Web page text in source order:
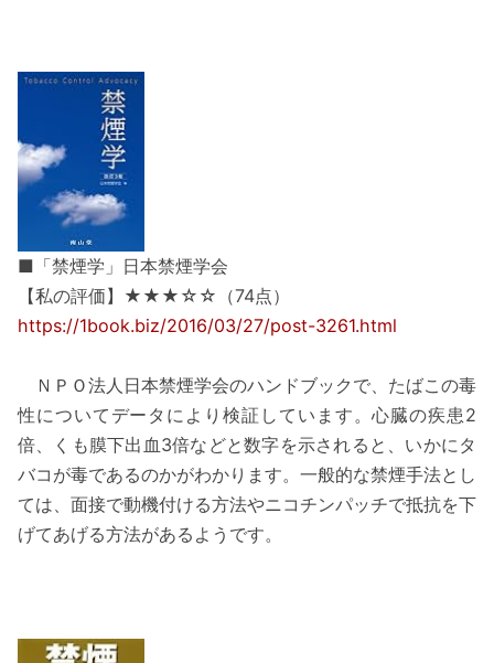
■「禁煙学」日本禁煙学会
【私の評価】★★★☆☆（74点）
https://1book.biz/2016/03/27/post-3261.html
ＮＰＯ法人日本禁煙学会のハンドブックで、たばこの毒
性についてデータにより検証しています。心臓の疾患2
倍、くも膜下出血3倍などと数字を示されると、いかにタ
バコが毒であるのかがわかります。一般的な禁煙手法とし
ては、面接で動機付ける方法やニコチンパッチで抵抗を下
げてあげる方法があるようです。